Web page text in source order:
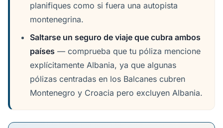
planifiques como si fuera una autopista
montenegrina.
Saltarse un seguro de viaje que cubra ambos
países — comprueba que tu póliza mencione
explícitamente Albania, ya que algunas
pólizas centradas en los Balcanes cubren
Montenegro y Croacia pero excluyen Albania.